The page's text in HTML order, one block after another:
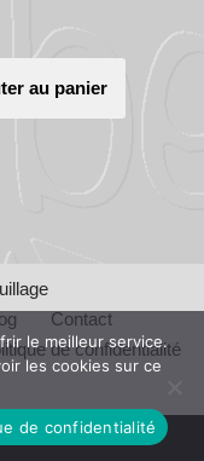
au panier
Contact
de confidentialité
le meilleur service.
les cookies sur ce
de confidentialité